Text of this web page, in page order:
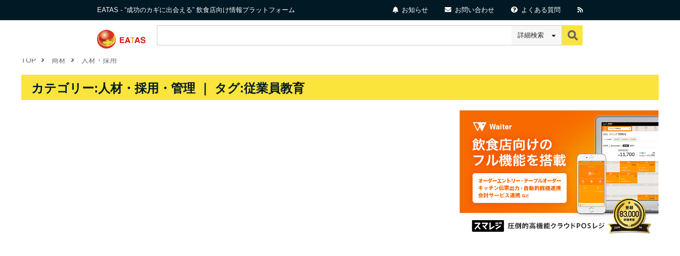
EATAS - “成功のカギに出会える” 飲食店向け情報プラットフォーム お知らせ お問い合わせ よくある質問
詳細検索
TOP 商材 人材・採用
カテゴリー:人材・採用・管理 ｜ タグ:従業員教育